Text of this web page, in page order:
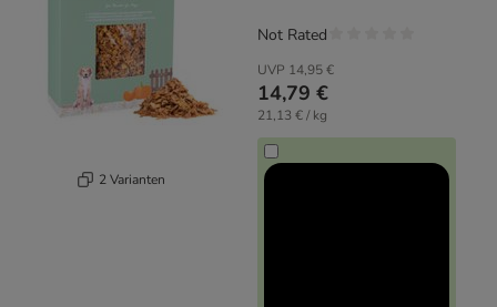
2 Varianten
UVP 14,95 €
14,79 €
21,13 € / kg
Not Rated